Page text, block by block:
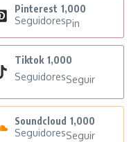
Pinterest 1,000
SeguidoresPin
Tiktok 1,000
SeguidoresSeguir
Soundcloud 1,000
SeguidoresSeguir